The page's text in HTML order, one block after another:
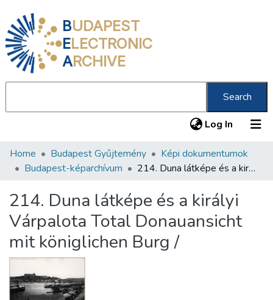
BUDAPEST
ELECTRONIC
ARCHIVE
Search
Log In (current)
Communities & Collections
Statistics
About us
Home Budapest Gyűjtemény
Képi dokumentumok
Budapest-képarchívum
214. Duna látképe és a királyi Várpalota Total Donauansicht mit königlichen Burg /
214. Duna látképe és a királyi
Várpalota Total Donauansicht
mit königlichen Burg /